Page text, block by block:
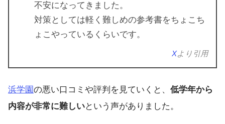
不安になってきました。
対策としては軽く難しめの参考書をちょこち
ょこやっているくらいです。
Xより引用
浜学園の悪い口コミや評判を見ていくと、 低学年から
内容が非常に難しいという声がありました。